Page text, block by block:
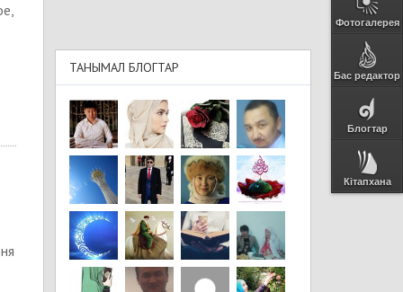
Фотогалерея
Бас редактор
Блогтар
Кітапхана
ТАНЫМАЛ БЛОГТАР